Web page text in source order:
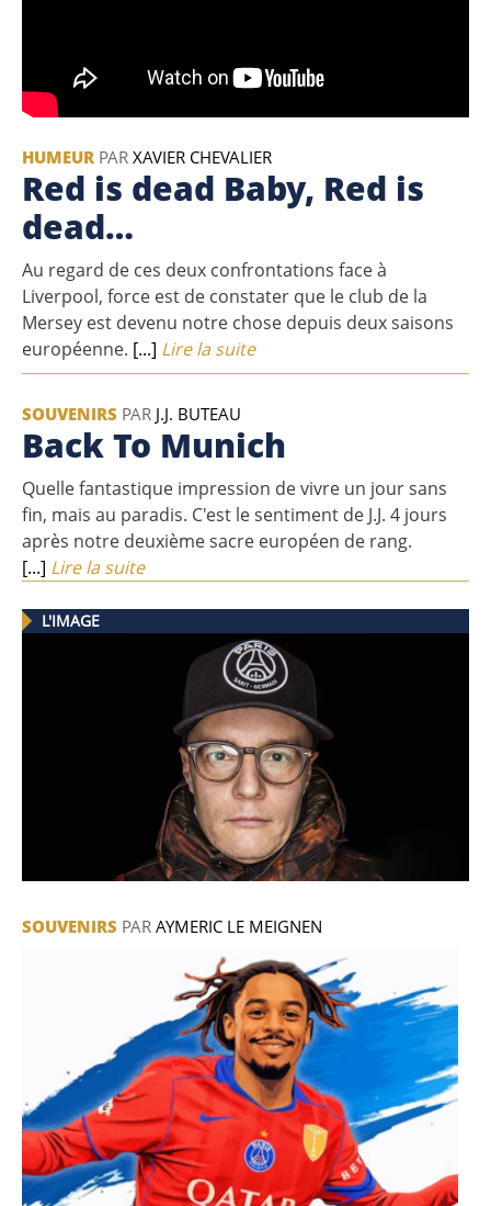
HUMEUR PAR XAVIER CHEVALIER
Red is dead Baby, Red is
dead…
Au regard de ces deux confrontations face à
Liverpool, force est de constater que le club de la
Mersey est devenu notre chose depuis deux saisons
européenne. [...] Lire la suite
SOUVENIRS PAR J.J. BUTEAU
Back To Munich
Quelle fantastique impression de vivre un jour sans
fin, mais au paradis. C'est le sentiment de J.J. 4 jours
après notre deuxième sacre européen de rang.
[...] Lire la suite
L'IMAGE
SOUVENIRS PAR AYMERIC LE MEIGNEN